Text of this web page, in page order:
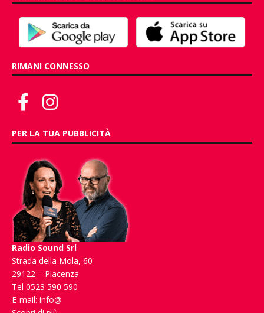
RIMANI CONNESSO
PER LA TUA PUBBLICITÀ
Radio Sound Srl
Strada della Mola, 60
29122 – Piacenza
Tel 0523 590 590
E-mail: info@